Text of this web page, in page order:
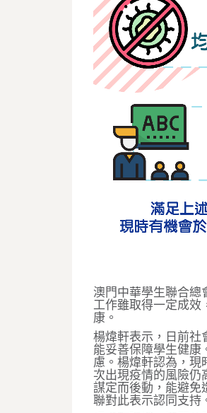
澳門中華學生聯合總
工作雖取得一定成效
康。
楊煒軒表示，日前社
能妥善保障學生健康
慮。楊煒軒認為，現
次出現疫情的風險仍
謀定而後動，能避免
聯對此表示認同支持